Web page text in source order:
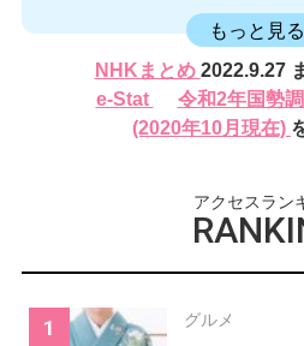
もっと見る
16406.17人
感染者数
620人 新
232024人 累
NHKまとめ 2022.9.27
e-Stat
令和2年国勢
(2020年10月現在)
アクセスラン
グルメ